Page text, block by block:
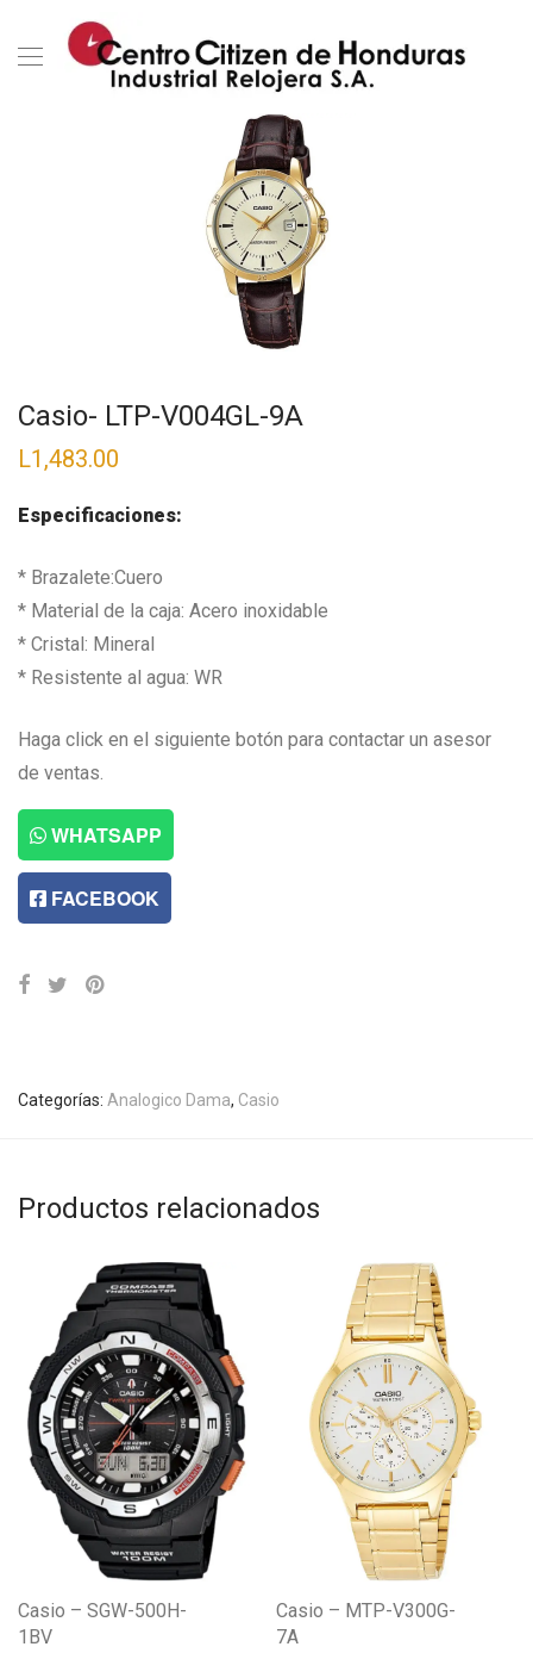
Casio- LTP-V004GL-9A
L1,483.00
Especificaciones:
* Brazalete:Cuero
* Material de la caja: Acero inoxidable
* Cristal: Mineral
* Resistente al agua: WR
Haga click en el siguiente botón para contactar un asesor
de ventas.
WHATSAPP
FACEBOOK
Categorías: Analogico Dama, Casio
Productos relacionados
Casio – SGW-500H-
1BV
Casio – MTP-V300G-
7A